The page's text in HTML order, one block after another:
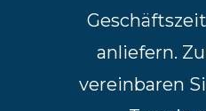
anliefern.
vereinbaren